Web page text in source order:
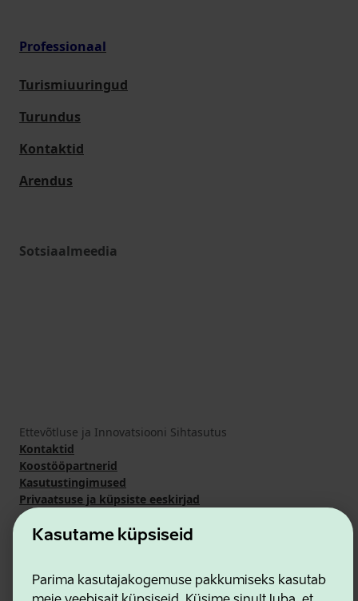
Kasutame küpsiseid
Parima kasutajakogemuse pakkumiseks kasutab
Professionaal
Turismiuuringud
Turundus
Kontaktid
Arendus
Sotsiaalmeedia
Ettevõtluse ja Innovatsiooni Sihtasutus
Kontaktid
Koostööpartnerid
Kasutustingimused
Privaatsuse ja küpsiste eeskirjad